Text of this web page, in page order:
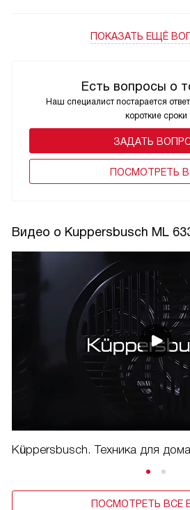
Есть вопросы о
Наш специалист постарается
короткие сроки
ЗАДАТЬ
ПОCМОТРЕТЬ
ПОКАЗАТЬ ЕЩЁ
Видео о Kuppersbusch ML
Küppersbusch. Техника для
ПОСМОТРЕТЬ ВСЕ